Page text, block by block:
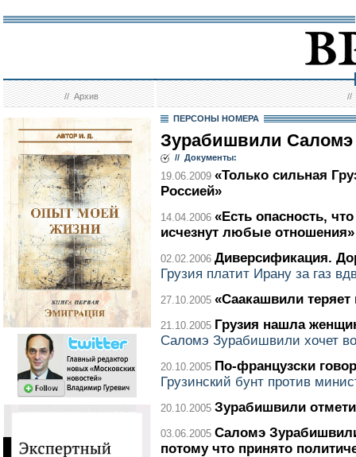
//Архив //
ПЕРСОНЫ НОМЕРА
Зурабишвили Саломэ
// Документы:
19.06.2009 «Только сильная
Россией»
14.04.2006 «Есть опасность,
исчезнут любые отношения»
02.02.2006 Диверсификация.
Грузия платит Ирану за газ
27.10.2005 «Саакашвили
21.10.2005 Грузия нашла
Саломэ Зурабишвили хочет
20.10.2005 По-французски
Грузинский бунт против
20.10.2005 Зурабишвили
03.06.2005 Саломэ
потому что принято